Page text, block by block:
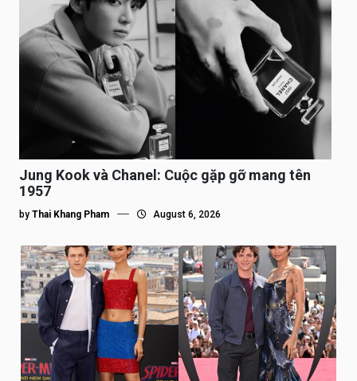
Jung Kook và Chanel: Cuộc gặp gỡ mang tên
1957
by Thai Khang Pham August 6, 2026